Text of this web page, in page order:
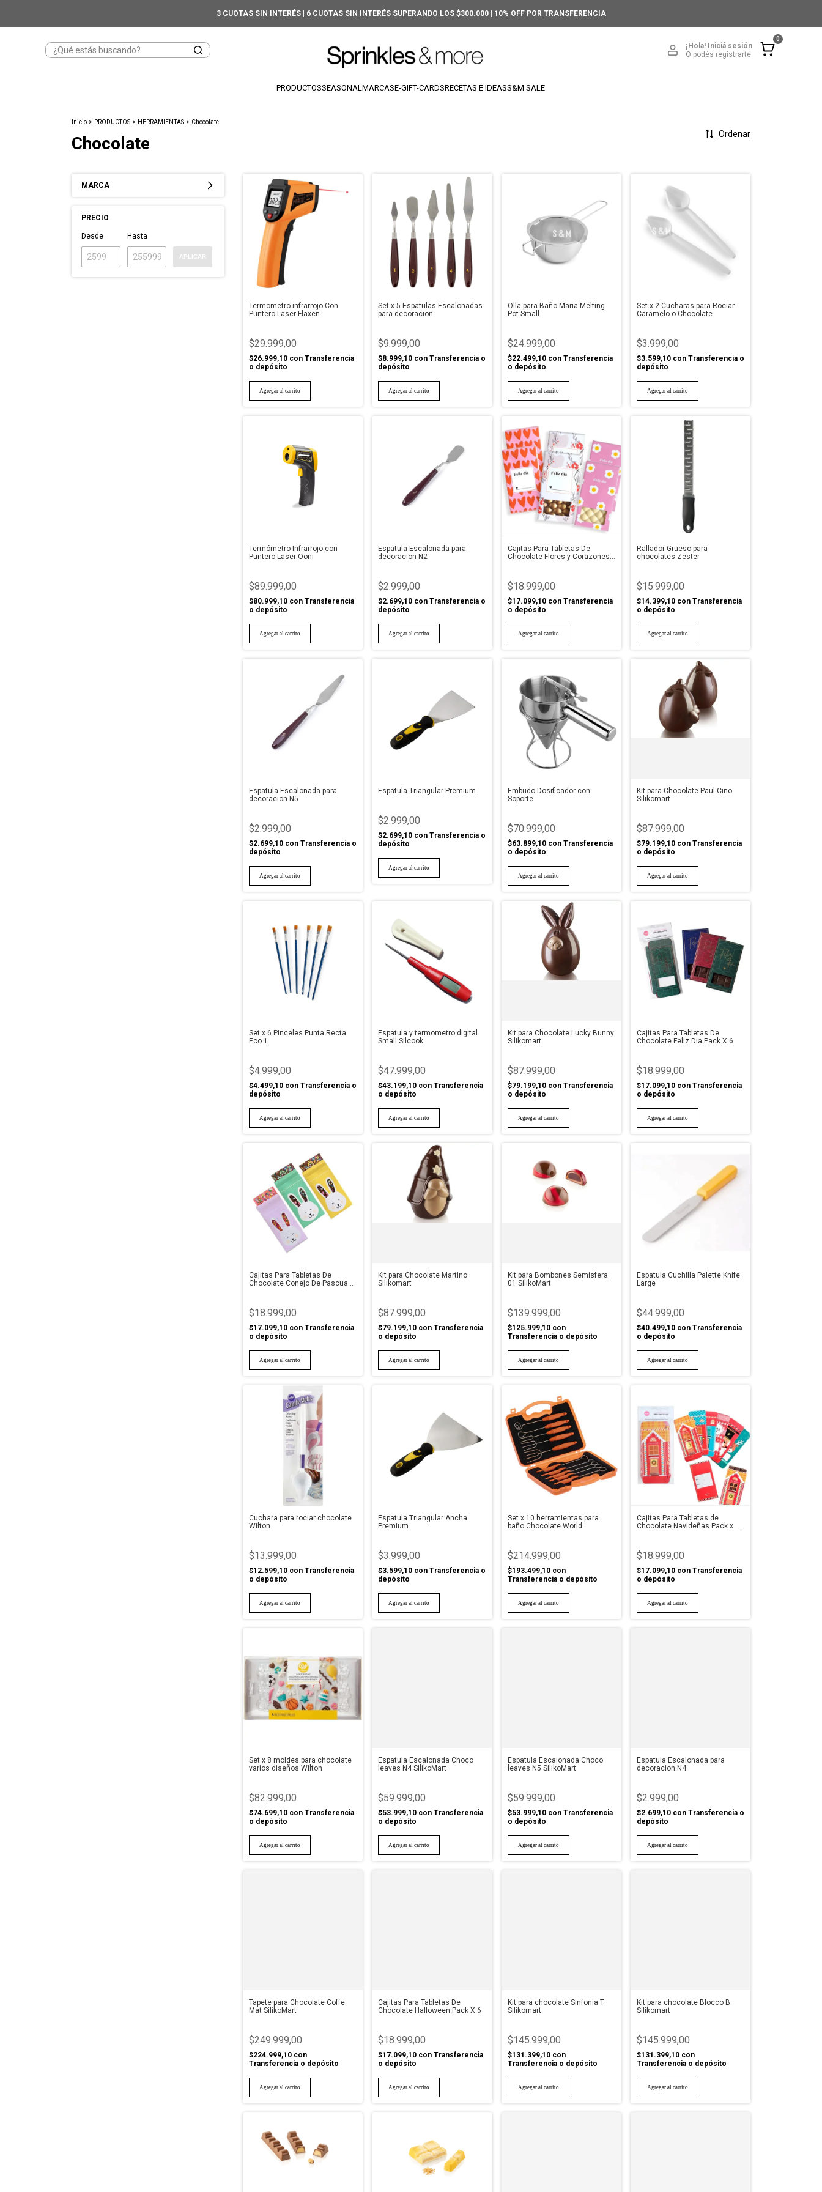
3 CUOTAS SIN INTERÉS | 6 CUOTAS SIN INTERÉS SUPERANDO LOS $300.000 | 10% OFF POR TRANSFERENCIA
¡Hola! Iniciá sesión
O podés registrarte
0
PRODUCTOSSEASONALMARCASE-GIFT-CARDSRECETAS E IDEASS&M SALE
Inicio > PRODUCTOS > HERRAMIENTAS > Chocolate
Chocolate Ordenar
MARCA
PRECIO
Desde Hasta
APLICAR
Termometro infrarrojo Con
Puntero Laser Flaxen
$29.999,00
$26.999,10 con Transferencia
o depósito
Set x 5 Espatulas Escalonadas
para decoracion
$9.999,00
$8.999,10 con Transferencia o
depósito
Olla para Baño Maria Melting
Pot Small
$24.999,00
$22.499,10 con Transferencia
o depósito
Set x 2 Cucharas para Rociar
Caramelo o Chocolate
$3.999,00
$3.599,10 con Transferencia o
depósito
Termómetro Infrarrojo con
Puntero Laser Ooni
$89.999,00
$80.999,10 con Transferencia
o depósito
Espatula Escalonada para
decoracion N2
$2.999,00
$2.699,10 con Transferencia o
depósito
Cajitas Para Tabletas De
Chocolate Flores y Corazones
$18.999,00
$17.099,10 con Transferencia
o depósito
Rallador Grueso para
chocolates Zester
$15.999,00
$14.399,10 con Transferencia
o depósito
Espatula Escalonada para
decoracion N5
$2.999,00
$2.699,10 con Transferencia o
depósito
Espatula Triangular Premium
$2.999,00
$2.699,10 con Transferencia o
depósito
Embudo Dosificador con
Soporte
$70.999,00
$63.899,10 con Transferencia
o depósito
Kit para Chocolate Paul Cino
Silikomart
$87.999,00
$79.199,10 con Transferencia
o depósito
Set x 6 Pinceles Punta Recta
Eco 1
$4.999,00
$4.499,10 con Transferencia o
depósito
Espatula y termometro digital
Small Silcook
$47.999,00
$43.199,10 con Transferencia
o depósito
Kit para Chocolate Lucky Bunny
Silikomart
$87.999,00
$79.199,10 con Transferencia
o depósito
Cajitas Para Tabletas De
Chocolate Feliz Dia Pack X 6
$18.999,00
$17.099,10 con Transferencia
o depósito
Cajitas Para Tabletas De
Chocolate Conejo De Pascua
$18.999,00
$17.099,10 con Transferencia
o depósito
Kit para Chocolate Martino
Silikomart
$87.999,00
$79.199,10 con Transferencia
o depósito
Kit para Bombones Semisfera
01 SilikoMart
$139.999,00
$125.999,10 con
Transferencia o depósito
Espatula Cuchilla Palette Knife
Large
$44.999,00
$40.499,10 con Transferencia
o depósito
Cuchara para rociar chocolate
Wilton
$13.999,00
$12.599,10 con Transferencia
o depósito
Espatula Triangular Ancha
Premium
$3.999,00
$3.599,10 con Transferencia o
depósito
Set x 10 herramientas para
baño Chocolate World
$214.999,00
$193.499,10 con
Transferencia o depósito
Cajitas Para Tabletas de
Chocolate Navideñas Pack x 6
$18.999,00
$17.099,10 con Transferencia
o depósito
Set x 8 moldes para chocolate
varios diseños Wilton
$82.999,00
$74.699,10 con Transferencia
o depósito
Espatula Escalonada Choco
leaves N4 SilikoMart
$59.999,00
$53.999,10 con Transferencia
o depósito
Espatula Escalonada Choco
leaves N5 SilikoMart
$59.999,00
$53.999,10 con Transferencia
o depósito
Espatula Escalonada para
decoracion N4
$2.999,00
$2.699,10 con Transferencia o
depósito
Tapete para Chocolate Coffe
Mat SilikoMart
$249.999,00
$224.999,10 con
Transferencia o depósito
Cajitas Para Tabletas De
Chocolate Halloween Pack X 6
$18.999,00
$17.099,10 con Transferencia
o depósito
Kit para chocolate Sinfonia T
Silikomart
$145.999,00
$131.399,10 con
Transferencia o depósito
Kit para chocolate Blocco B
Silikomart
$145.999,00
$131.399,10 con
Transferencia o depósito